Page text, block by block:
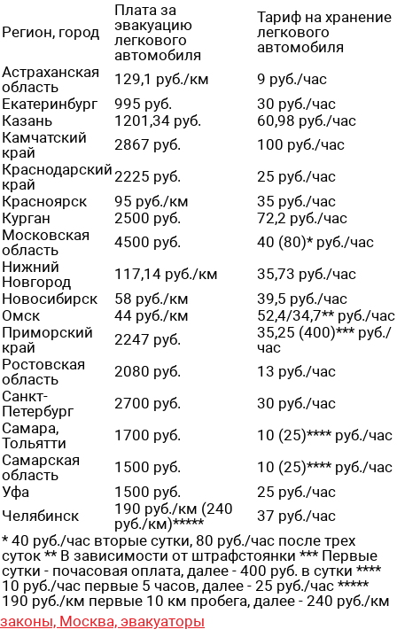
Регион, город
Плата за
эвакуацию
легкового
автомобиля
Тариф на хранение
легкового
автомобиля
Астраханская
область
129,1 руб./км
9 руб./час
Екатеринбург
995 руб.
30 руб./час
Казань
1201,34 руб.
60,98 руб./час
Камчатский
край
2867 руб.
100 руб./час
Краснодарский
край
2225 руб.
25 руб./час
Красноярск
95 руб./км
35 руб./час
Курган
2500 руб.
72,2 руб./час
Московская
область
4500 руб.
40 (80)* руб./час
Нижний
Новгород
117,14 руб./км
35,73 руб./час
Новосибирск
58 руб./км
39,5 руб./час
Омск
44 руб./км
52,4/34,7** руб./час
Приморский
край
2247 руб.
35,25 (400)*** руб./
час
Ростовская
область
2080 руб.
13 руб./час
Санкт-
Петербург
2700 руб.
30 руб./час
Самара,
Тольятти
1700 руб.
10 (25)**** руб./час
Самарская
область
1500 руб.
10 (25)**** руб./час
Уфа
1500 руб.
25 руб./час
Челябинск
190 руб./км (240
руб./км)*****
37 руб./час
* 40 руб./час вторые сутки, 80 руб./час после трех
суток ** В зависимости от штрафстоянки *** Первые
сутки - почасовая оплата, далее - 400 руб. в сутки ****
10 руб./час первые 5 часов, далее - 25 руб./час *****
190 руб./км первые 10 км пробега, далее - 240 руб./км
законы, Москва, эвакуаторы